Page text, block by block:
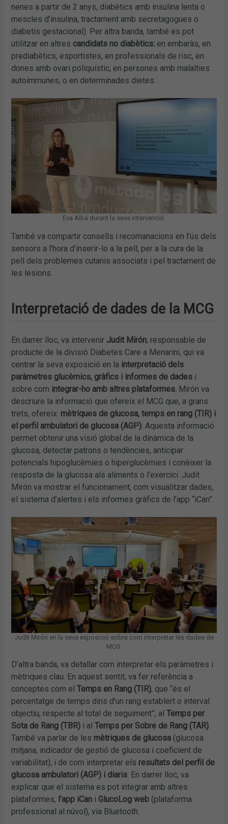
nenes a partir de 2 anys, diabètics amb insulina lenta o
mescles d’insulina, tractament amb secretagogues o
diabetis gestacional). Per altra banda, també es pot
utilitzar en altres candidats no diabètics: en embaràs, en
prediabètics, esportistes, en professionals de risc, en
dones amb ovari poliquístic, en persones amb malalties
autoimmunes, o en determinades dietes.
Eva Albà durant la seva intervenció.
També va compartir consells i recomanacions en l’ús dels
sensors a l’hora d’inserir-lo a la pell, per a la cura de la
pell dels problemes cutanis associats i pel tractament de
les lesions.
Interpretació de dades de la MCG
En darrer lloc, va intervenir Judit Mirón, responsable de
producte de la divisió Diabetes Care a Menarini, qui va
centrar la seva exposició en la interpretació dels
paràmetres glucèmics, gràfics i informes de dades i
sobre com integrar-ho amb altres plataformes. Mirón va
descriure la informació que ofereix el MCG que, a grans
trets, ofereix: mètriques de glucosa, temps en rang (TIR) i
el perfil ambulatori de glucosa (AGP). Aquesta informació
permet obtenir una visió global de la dinàmica de la
glucosa, detectar patrons o tendències, anticipar
potencials hipoglucèmies o hiperglucèmies i conèixer la
resposta de la glucosa als aliments o l’exercici. Judit
Mirón va mostrar el funcionament, com visualitzar dades,
el sistema d’alertes i els informes gràfics de l’app “iCan”.
Judit Mirón en la seva exposició sobre com interpretar les dades de
MCG.
D’altra banda, va detallar com interpretar els paràmetres i
mètriques clau. En aquest sentit, va fer referència a
conceptes com elTemps en Rang (TIR), que “és el
percentatge de temps dins d’un rang establert o interval
objectiu, respecte al total de seguiment”, alTemps per
Sota de Rang (TBR) i alTemps per Sobre de Rang (TAR).
També va parlar de les mètriques de glucosa (glucosa
mitjana, indicador de gestió de glucosa i coeficient de
variabilitat); i de com interpretar els resultats del perfil de
glucosa ambulatori (AGP) i diaris. En darrer lloc, va
explicar que el sistema es pot integrar amb altres
plataformes, l’app iCan i GlucoLog web (plataforma
professional al núvol), via Bluetooth.